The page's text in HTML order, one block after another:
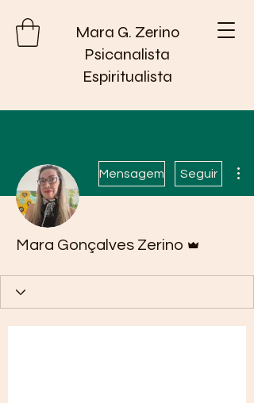
Mara G. Zerino
Psicanalista
Espiritualista
Mensagem Seguir
Mara Gonçalves Zerino